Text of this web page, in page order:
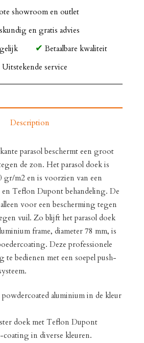
showroom en outlet
en gratis advies
Betaalbare kwaliteit
Uitstekende service
Description
parasol beschermt een groot
de zon. Het parasol doek is
gr/m2 en is voorzien van een
en Teflon Dupont behandeling. De
voor een bescherming tegen
vuil. Zo blijft het parasol doek
frame, diameter 78 mm, is
Deze professionele
te bedienen met een soepel push-
aluminium in de kleur
doek met Teflon Dupont
coating in diverse kleuren.